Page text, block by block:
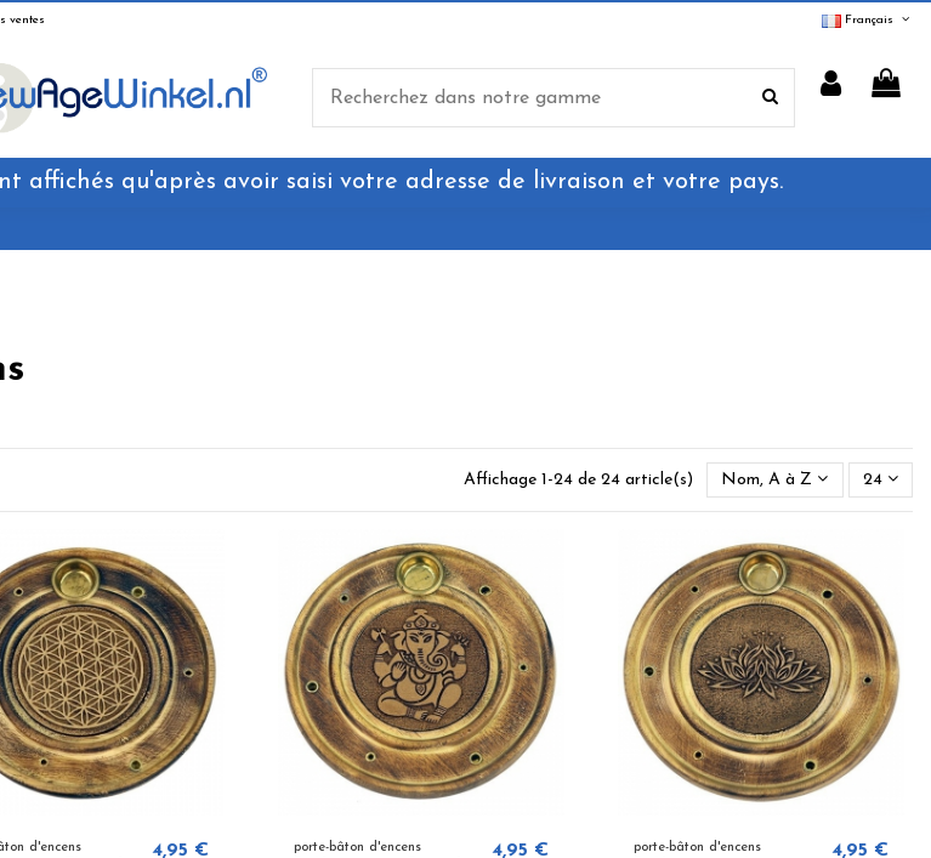
ventes Français
affichés qu'après avoir saisi votre adresse de livraison et votre pays.
Affichage 1-24 de 24 article(s) Nom, A à Z 24
d'encens 4,95 € porte-bâton d'encens 4,95 € porte-bâton d'encens 4,95 €